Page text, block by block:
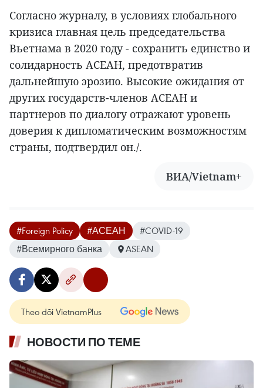
Согласно журналу, в условиях глобального
кризиса главная цель председательства
Вьетнама в 2020 году - сохранить единство и
солидарность АСЕАН, предотвратив
дальнейшую эрозию. Высокие ожидания от
других государств-членов АСЕАН и
партнеров по диалогу отражают уровень
доверия к дипломатическим возможностям
страны, подтвердил он./.
ВИА/Vietnam+
#Foreign Policy #АСЕАН
#COVID-19
#Всемирного банка
ASEAN
Theo dõi VietnamPlus
НОВОСТИ ПО ТЕМЕ